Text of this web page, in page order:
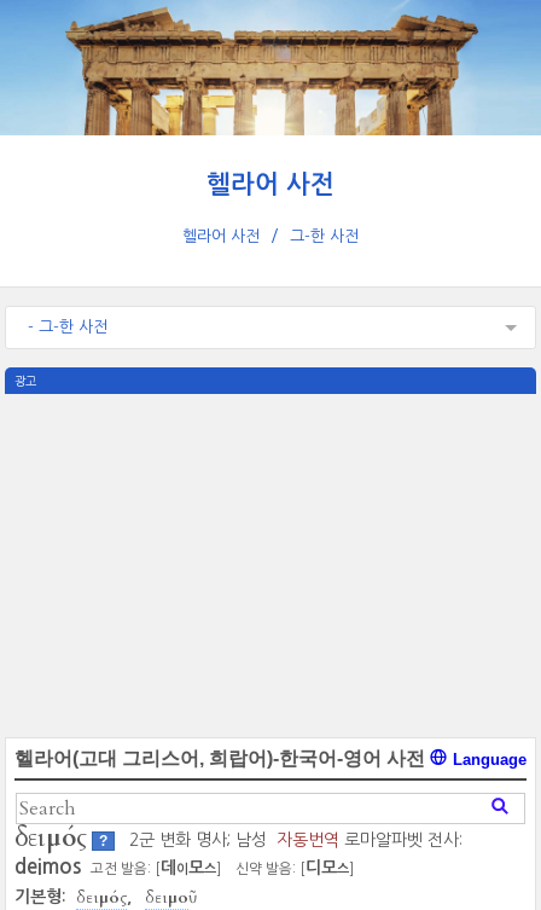
헬라어 사전
헬라어 사전 그-한 사전
- 그-한 사전
광고
헬라어(고대 그리스어, 희랍어)-한국어-영어 사전 Language
δειμός ? 2군 변화 명사; 남성 자동번역 로마알파벳 전사:
deimos 고전 발음: [ 데 이모스 신약 발음: [ 디모스
기본형: δειμός δειμοῦ